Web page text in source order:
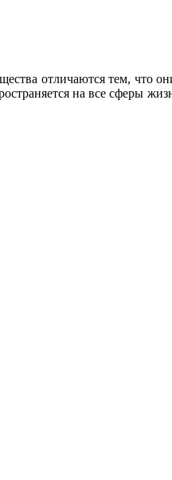
отличаются тем, что
на все сферы